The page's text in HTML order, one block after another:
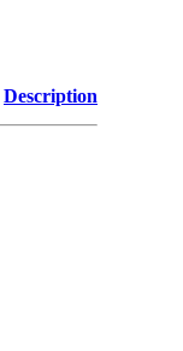
Description